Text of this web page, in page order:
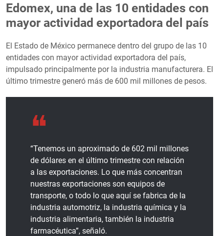
Edomex, una de las 10 entidades con
mayor actividad exportadora del país
El Estado de México permanece dentro del grupo de las 10
entidades con mayor actividad exportadora del país,
impulsado principalmente por la industria manufacturera. El
último trimestre generó más de 600 mil millones de pesos.
“Tenemos un aproximado de 602 mil millones
de dólares en el último trimestre con relación
a las exportaciones. Lo que más concentran
nuestras exportaciones son equipos de
transporte, o todo lo que aquí se fabrica de la
industria automotriz, la industria química y la
industria alimentaria, también la industria
farmacéutica”, señaló.